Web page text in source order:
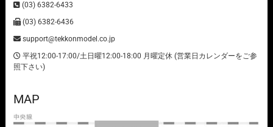
(03) 6382-6433
(03) 6382-6436
support@tekkonmodel.co.jp
平祝12:00-17:00/土日曜12:00-18:00 月曜定休 (営業日カレンダーをご参
照下さい)
MAP